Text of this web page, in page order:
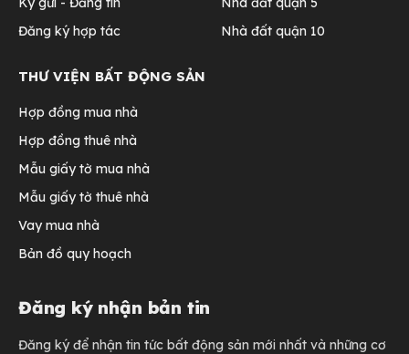
Đăng ký hợp tác
Nhà đất quận 10
THƯ VIỆN BẤT ĐỘNG SẢN
Hợp đồng mua nhà
Hợp đồng thuê nhà
Mẫu giấy tờ mua nhà
Mẫu giấy tờ thuê nhà
Vay mua nhà
Bản đồ quy hoạch
Đăng ký nhận bản tin
Đăng ký để nhận tin tức bất động sản mới nhất và những cơ